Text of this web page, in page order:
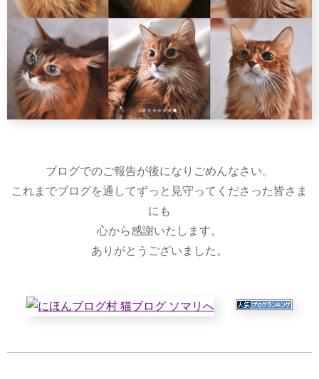
ブログでのご報告が後になりごめんなさい。
これまでブログを通してずっと見守ってくださった皆さま
にも
心から感謝いたします。
ありがとうございました。